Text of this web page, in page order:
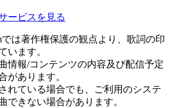
ービスを見る
では著作権保護の観点より、歌詞の印
います。
情報/コンテンツの内容及び配信予定
があります。
れている場合でも、ご利用のシステ
できない場合があります。